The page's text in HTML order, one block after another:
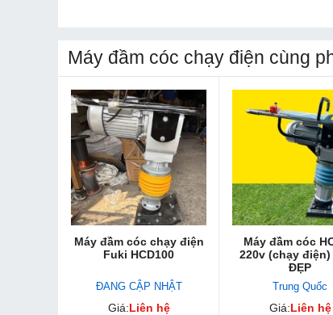
Máy đầm cóc chạy điện cùng
Máy đầm cóc chạy điện
Fuki HCD100
ĐANG CẬP NHẬT
Giá:Liên hệ
Máy đầm cóc
220v (chạy điện)
ĐẸP
Trung Quốc
Giá:Liên hệ